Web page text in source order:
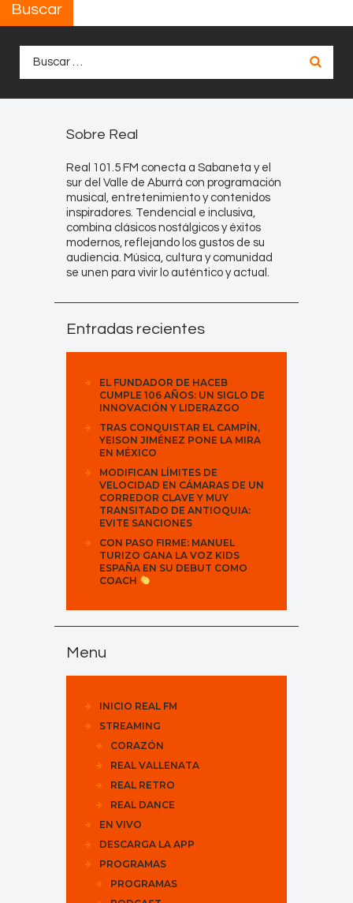
Buscar
Sobre Real
Real 101.5 FM conecta a Sabaneta y el
sur del Valle de Aburrá con programación
musical, entretenimiento y contenidos
inspiradores. Tendencial e inclusiva,
combina clásicos nostálgicos y éxitos
modernos, reflejando los gustos de su
audiencia. Música, cultura y comunidad
se unen para vivir lo auténtico y actual.
Entradas recientes
EL FUNDADOR DE HACEB
CUMPLE 106 AÑOS: UN SIGLO DE
INNOVACIÓN Y LIDERAZGO
TRAS CONQUISTAR EL CAMPÍN,
YEISON JIMÉNEZ PONE LA MIRA
EN MÉXICO
MODIFICAN LÍMITES DE
VELOCIDAD EN CÁMARAS DE UN
CORREDOR CLAVE Y MUY
TRANSITADO DE ANTIOQUIA:
EVITE SANCIONES
CON PASO FIRME: MANUEL
TURIZO GANA LA VOZ KIDS
ESPAÑA EN SU DEBUT COMO
COACH
Menu
INICIO REAL FM
STREAMING
CORAZÓN
REAL VALLENATA
REAL RETRO
REAL DANCE
EN VIVO
DESCARGA LA APP
PROGRAMAS
PROGRAMAS